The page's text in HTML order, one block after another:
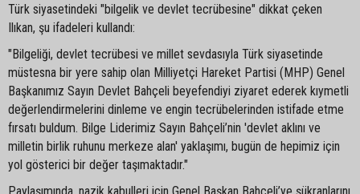
Türk siyasetindeki "bilgelik ve devlet tecrübesine" dikkat çeken
Ilıkan, şu ifadeleri kullandı:
"Bilgeliği, devlet tecrübesi ve millet sevdasıyla Türk siyasetinde
müstesna bir yere sahip olan Milliyetçi Hareket Partisi (MHP) Genel
Başkanımız Sayın Devlet Bahçeli beyefendiyi ziyaret ederek kıymetli
değerlendirmelerini dinleme ve engin tecrübelerinden istifade etme
fırsatı buldum. Bilge Liderimiz Sayın Bahçeli’nin 'devlet aklını ve
milletin birlik ruhunu merkeze alan' yaklaşımı, bugün de hepimiz için
yol gösterici bir değer taşımaktadır."